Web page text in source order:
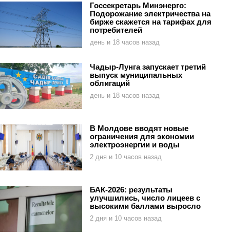
Госсекретарь Минэнерго:
Подорожание электричества на
бирже скажется на тарифах для
потребителей
день и 18 часов назад
Чадыр-Лунга запускает третий
выпуск муниципальных
облигаций
день и 18 часов назад
В Молдове вводят новые
ограничения для экономии
электроэнергии и воды
2 дня и 10 часов назад
БАК-2026: результаты
улучшились, число лицеев с
высокими баллами выросло
2 дня и 10 часов назад